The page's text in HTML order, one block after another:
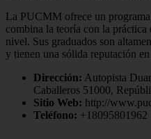
La PUCMM ofrece un
combina la teoría con la
nivel. Sus graduados son
y tienen una sólida reputación
Dirección: Autopista
Caballeros 51000,
Sitio Web: http://
Teléfono: +18095801962